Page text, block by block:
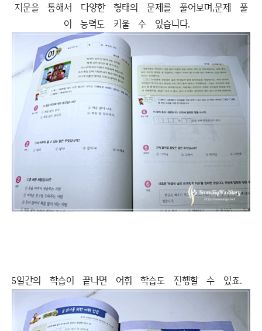
지문을 통해서 다양한 형태의 문제를 풀어보며,문제 풀
이 능력도 키울 수 있습니다.
5일간의 학습이 끝나면 어휘 학습도 진행할 수 있죠.